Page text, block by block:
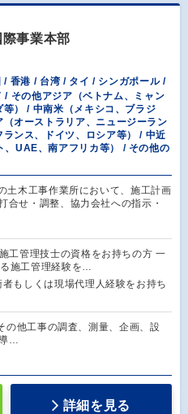
事業本部
/ 香港 / 台湾 / タイ / シンガポール /
その他アジア（ベトナム、ミャン
） / 中南米（メキシコ、ブラジ
オーストラリア、ニュージーラン
ンス、ドイツ、ロシア等） / 中近
、UAE、南アフリカ等） / その他の
土木工事作業所において、施工計画
合せ・調整、協力会社への指示・
工管理技士の資格をお持ちの方 一
施工管理経験を…
者もしくは現場代理人経験をお持ち
の他工事の調査、測量、企画、設
…
詳細を見る